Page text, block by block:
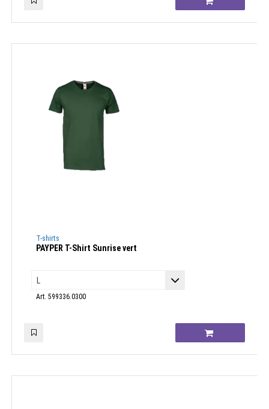
T-shirts
PAYPER T-Shirt Sunrise vert
Art. 599336.0300